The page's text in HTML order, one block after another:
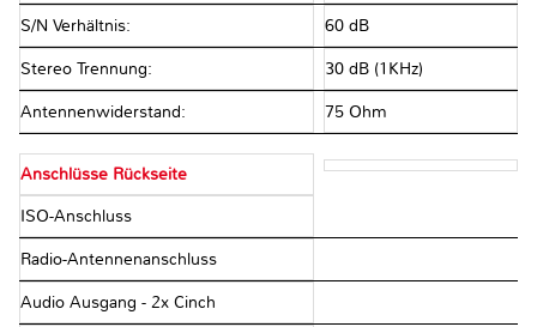
S/N Verhältnis: 60 dB
Stereo Trennung: 30 dB (1KHz)
Antennenwiderstand: 75 Ohm
Anschlüsse Rückseite
ISO-Anschluss
Radio-Antennenanschluss
Audio Ausgang - 2x Cinch